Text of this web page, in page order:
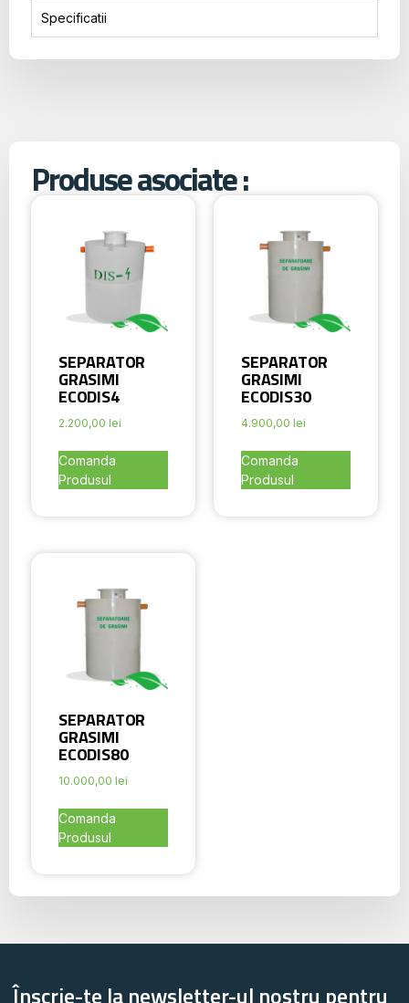
Specificatii
Produse asociate :
SEPARATOR
GRASIMI
ECODIS4
2.200,00 lei
Comanda
Produsul
SEPARATOR
GRASIMI
ECODIS30
4.900,00 lei
Comanda
Produsul
SEPARATOR
GRASIMI
ECODIS80
10.000,00 lei
Comanda
Produsul
Înscrie-te la newsletter-ul nostru pentru